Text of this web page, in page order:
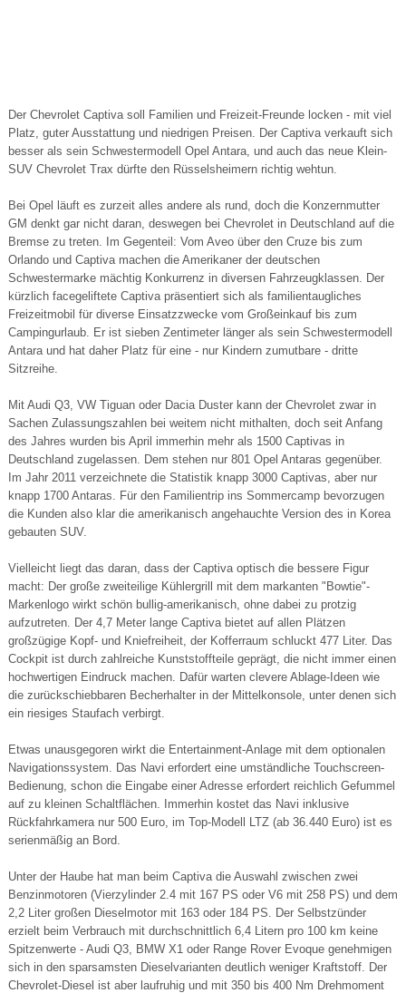
Der Chevrolet Captiva soll Familien und Freizeit-Freunde locken - mit viel
Platz, guter Ausstattung und niedrigen Preisen. Der Captiva verkauft sich
besser als sein Schwestermodell Opel Antara, und auch das neue Klein-
SUV Chevrolet Trax dürfte den Rüsselsheimern richtig wehtun.
Bei Opel läuft es zurzeit alles andere als rund, doch die Konzernmutter
GM denkt gar nicht daran, deswegen bei Chevrolet in Deutschland auf die
Bremse zu treten. Im Gegenteil: Vom Aveo über den Cruze bis zum
Orlando und Captiva machen die Amerikaner der deutschen
Schwestermarke mächtig Konkurrenz in diversen Fahrzeugklassen. Der
kürzlich facegeliftete Captiva präsentiert sich als familientaugliches
Freizeitmobil für diverse Einsatzzwecke vom Großeinkauf bis zum
Campingurlaub. Er ist sieben Zentimeter länger als sein Schwestermodell
Antara und hat daher Platz für eine - nur Kindern zumutbare - dritte
Sitzreihe.
Mit Audi Q3, VW Tiguan oder Dacia Duster kann der Chevrolet zwar in
Sachen Zulassungszahlen bei weitem nicht mithalten, doch seit Anfang
des Jahres wurden bis April immerhin mehr als 1500 Captivas in
Deutschland zugelassen. Dem stehen nur 801 Opel Antaras gegenüber.
Im Jahr 2011 verzeichnete die Statistik knapp 3000 Captivas, aber nur
knapp 1700 Antaras. Für den Familientrip ins Sommercamp bevorzugen
die Kunden also klar die amerikanisch angehauchte Version des in Korea
gebauten SUV.
Vielleicht liegt das daran, dass der Captiva optisch die bessere Figur
macht: Der große zweiteilige Kühlergrill mit dem markanten "Bowtie"-
Markenlogo wirkt schön bullig-amerikanisch, ohne dabei zu protzig
aufzutreten. Der 4,7 Meter lange Captiva bietet auf allen Plätzen
großzügige Kopf- und Kniefreiheit, der Kofferraum schluckt 477 Liter. Das
Cockpit ist durch zahlreiche Kunststoffteile geprägt, die nicht immer einen
hochwertigen Eindruck machen. Dafür warten clevere Ablage-Ideen wie
die zurückschiebbaren Becherhalter in der Mittelkonsole, unter denen sich
ein riesiges Staufach verbirgt.
Etwas unausgegoren wirkt die Entertainment-Anlage mit dem optionalen
Navigationssystem. Das Navi erfordert eine umständliche Touchscreen-
Bedienung, schon die Eingabe einer Adresse erfordert reichlich Gefummel
auf zu kleinen Schaltflächen. Immerhin kostet das Navi inklusive
Rückfahrkamera nur 500 Euro, im Top-Modell LTZ (ab 36.440 Euro) ist es
serienmäßig an Bord.
Unter der Haube hat man beim Captiva die Auswahl zwischen zwei
Benzinmotoren (Vierzylinder 2.4 mit 167 PS oder V6 mit 258 PS) und dem
2,2 Liter großen Dieselmotor mit 163 oder 184 PS. Der Selbstzünder
erzielt beim Verbrauch mit durchschnittlich 6,4 Litern pro 100 km keine
Spitzenwerte - Audi Q3, BMW X1 oder Range Rover Evoque genehmigen
sich in den sparsamsten Dieselvarianten deutlich weniger Kraftstoff. Der
Chevrolet-Diesel ist aber laufruhig und mit 350 bis 400 Nm Drehmoment